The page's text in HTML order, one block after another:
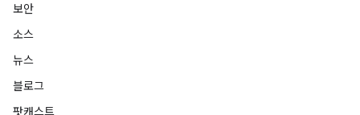
보안
소스
뉴스
블로그
팟캐스트